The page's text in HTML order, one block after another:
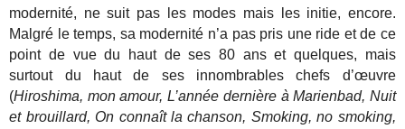
modernité, ne suit pas les modes mais les initie, encore.
Malgré le temps, sa modernité n’a pas pris une ride et de ce
point de vue du haut de ses 80 ans et quelques, mais
surtout du haut de ses innombrables chefs d’œuvre
(Hiroshima, mon amour, L’année dernière à Marienbad, Nuit
et brouillard, On connaît la chanson, Smoking, no smoking,